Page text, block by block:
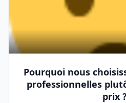
Pourquoi nous
professionnelles
prix ?